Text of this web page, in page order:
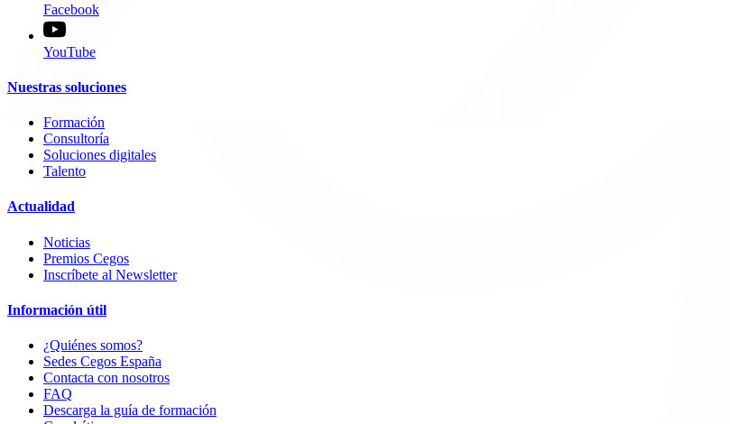
Facebook
YouTube
Nuestras soluciones
Formación
Consultoría
Soluciones digitales
Talento
Actualidad
Noticias
Premios Cegos
Inscríbete al Newsletter
Información útil
¿Quiénes somos?
Sedes Cegos España
Contacta con nosotros
FAQ
Descarga la guía de formación